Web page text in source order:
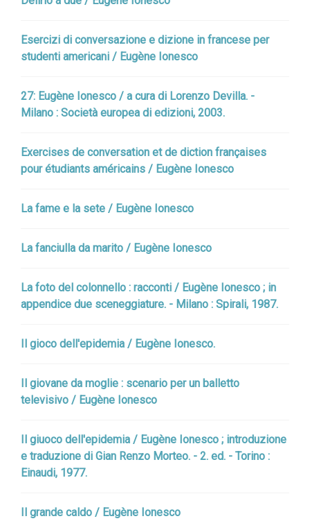
Esercizi di conversazione e dizione in francese per
studenti americani / Eugène Ionesco
27: Eugène Ionesco / a cura di Lorenzo Devilla. -
Milano : Società europea di edizioni, 2003.
Exercises de conversation et de diction françaises
pour étudiants américains / Eugène Ionesco
La fame e la sete / Eugène Ionesco
La fanciulla da marito / Eugène Ionesco
La foto del colonnello : racconti / Eugène Ionesco ; in
appendice due sceneggiature. - Milano : Spirali, 1987.
Il gioco dell'epidemia / Eugène Ionesco.
Il giovane da moglie : scenario per un balletto
televisivo / Eugène Ionesco
Il giuoco dell'epidemia / Eugène Ionesco ; introduzione
e traduzione di Gian Renzo Morteo. - 2. ed. - Torino :
Einaudi, 1977.
Il grande caldo / Eugène Ionesco